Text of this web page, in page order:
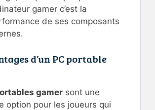
gamer c’est la
de ses composants
d’un PC portable
gamer sont une
option pour les joueurs qui